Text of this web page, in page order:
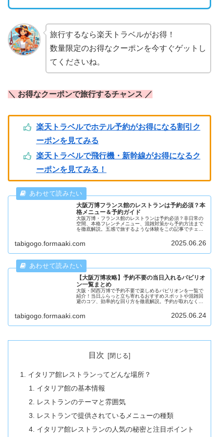
旅行するなら楽天トラベルがお得！
数量限定のお得なクーポンを今すぐゲットし
てくださいね。
＼ お得なクーポンで旅行するチャンス ／
楽天トラベルでホテル予約がお得になる割引ク
ーポンを見てみる
楽天トラベルで飛行機・新幹線がお得になるク
ーポンを見てみる！
大阪万博フランス館のレストランは予約必須？本
格メニュー＆予約ガイド
大阪万博・フランス館のレストランは予約必須？非日常の
空間、本格フレンチメニュー、混雑対策から予約方法まで
を徹底解説。五感で旅するような体験をこの記事でチェッ
tabigogo.formaaki.com 2025.06.26
【大阪万博攻略】予約不要の当日入れるパビリオ
ン一覧まとめ
大阪・関西万博で予約不要で楽しめるパビリオンを一覧で
紹介！当日ふらっと立ち寄れるおすすめスポットや混雑回
避のコツ、効率的な回り方を徹底解説。予約が取れなくて
tabigogo.formaaki.com 2025.06.24
目次
イタリア館レストランってどんな場所？
イタリア館の基本情報
レストランのテーマと雰囲気
レストランで提供されているメニューの種類
イタリア館レストランの人気の秘密と注目ポイント